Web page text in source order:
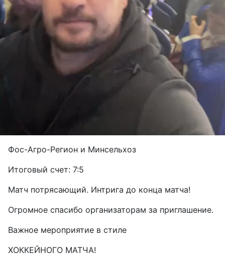
Фос-Агро-Регион и Минсельхоз
Итоговый счет: 7:5
Матч потрясающий. Интрига до конца матча!
Огромное спасибо организаторам за приглашение.
Важное мероприятие в стиле
ХОККЕЙНОГО МАТЧА!